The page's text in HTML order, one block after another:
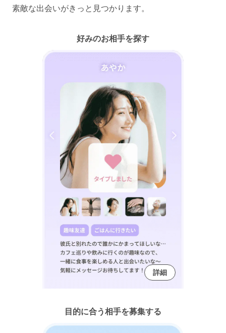
素敵な出会いがきっと見つかります。
好みのお相手を探す
詳細
目的に合う相手を募集する